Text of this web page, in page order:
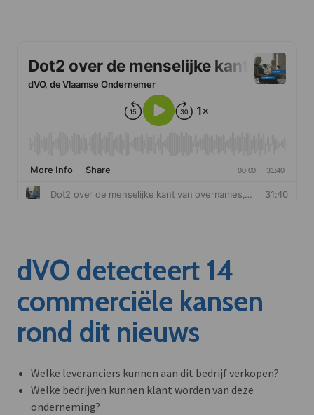
dVO detecteert 14
commerciële kansen
rond dit nieuws
Welke leveranciers kunnen aan dit bedrijf verkopen?
Welke bedrijven kunnen klant worden van deze
onderneming?